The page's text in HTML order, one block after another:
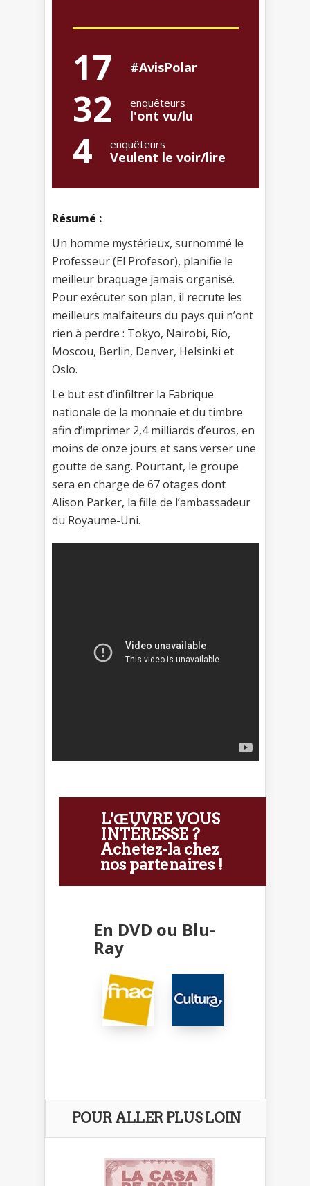
17 #AvisPolar
32 enquêteurs
l'ont vu/lu
4 enquêteurs
Veulent le voir/lire
Résumé :
Un homme mystérieux, surnommé le
Professeur (El Profesor), planifie le
meilleur braquage jamais organisé.
Pour exécuter son plan, il recrute les
meilleurs malfaiteurs du pays qui n’ont
rien à perdre : Tokyo, Nairobi, Río,
Moscou, Berlin, Denver, Helsinki et
Oslo.
Le but est d’infiltrer la Fabrique
nationale de la monnaie et du timbre
afin d’imprimer 2,4 milliards d’euros, en
moins de onze jours et sans verser une
goutte de sang. Pourtant, le groupe
sera en charge de 67 otages dont
Alison Parker, la fille de l’ambassadeur
du Royaume-Uni.
L'ŒUVRE VOUS
INTÉRESSE ?
Achetez-la chez
nos partenaires !
En DVD ou Blu-
Ray
POUR ALLER PLUS LOIN